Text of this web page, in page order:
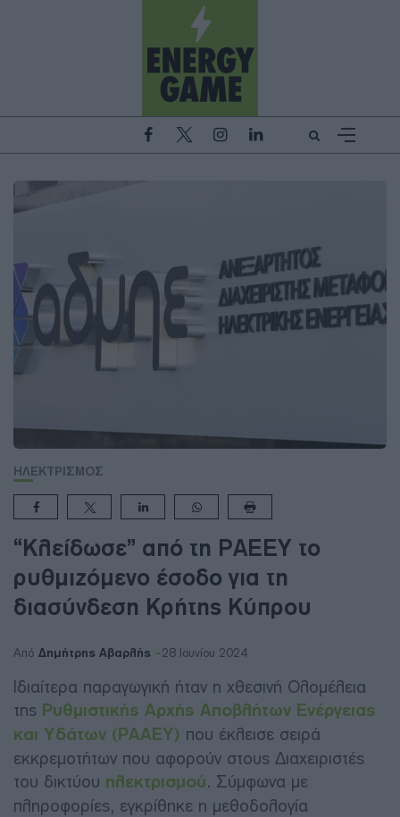
ΗΛΕΚΤΡΙΣΜΟΣ
“Κλείδωσε” από τη ΡΑΕΕΥ το
ρυθμιζόμενο έσοδο για τη
διασύνδεση Κρήτης Κύπρου
Από Δημήτρης Αβαρλής 28 Ιουνίου 2024
Ιδιαίτερα παραγωγική ήταν η χθεσινή Ολομέλεια
της Ρυθμιστικής Αρχής Αποβλήτων Ενέργειας
και Υδάτων (ΡΑΑΕΥ) που έκλεισε σειρά
εκκρεμοτήτων που αφορούν στους Διαχειριστές
του δικτύου ηλεκτρισμού. Σύμφωνα με
πληροφορίες, εγκρίθηκε η μεθοδολογία